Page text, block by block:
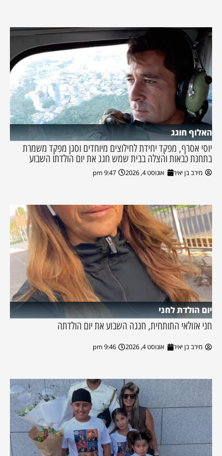
האלוף חוגג
יוסי אסרף, מפקד יחידת לחילוצים מיוחדים וסגן מפקד משמרת
בתחנת כבאות והצלה בבית שמש חגג את יום הולדתו השבוע
מירב בן יאיר אוגוסט 4, 2026 9:47 pm
יום הולדת לחני
חני אזולאי התותחית, חגגה השבוע את יום הולדתה
מירב בן יאיר אוגוסט 4, 2026 9:46 pm